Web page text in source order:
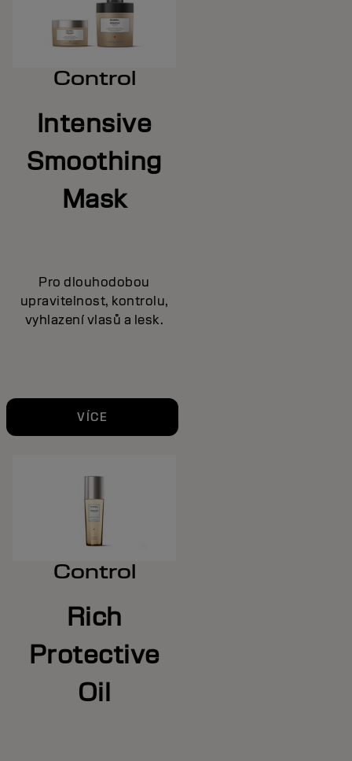
Control
Intensive
Smoothing
Mask
Pro dlouhodobou
upravitelnost, kontrolu,
vyhlazení vlasů a lesk.
VÍCE
Control
Rich
Protective
Oil